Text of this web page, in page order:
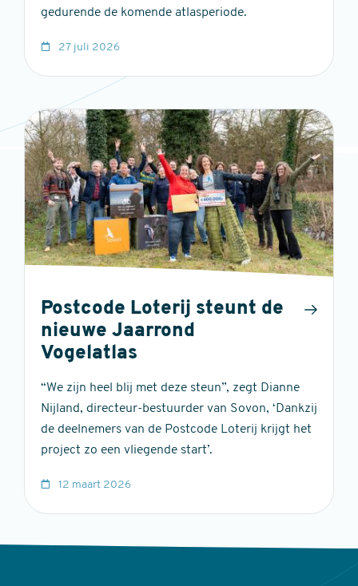
gedurende de komende atlasperiode.
27 juli 2026
Postcode Loterij steunt de
nieuwe Jaarrond
Vogelatlas
“We zijn heel blij met deze steun”, zegt Dianne
Nijland, directeur-bestuurder van Sovon, ‘Dankzij
de deelnemers van de Postcode Loterij krijgt het
project zo een vliegende start’.
12 maart 2026